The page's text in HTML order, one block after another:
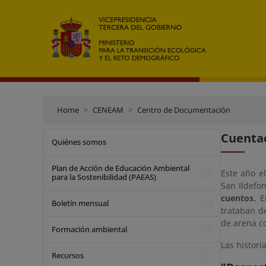
Home CENEAM Centro de Documentación
Quiénes somos
Plan de Acción de Educación Ambiental
para la Sostenibilidad (PAEAS)
Boletín mensual
Formación ambiental
Recursos
Este año
San
cuentos.
trataban
de arena
Las